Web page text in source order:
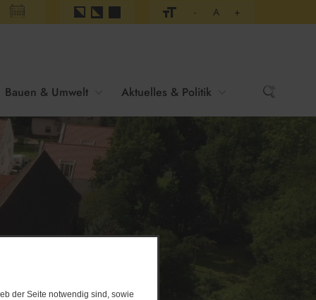
der Seite notwendig sind, sowie
- A +
Bauen & Umwelt Aktuelles & Politik